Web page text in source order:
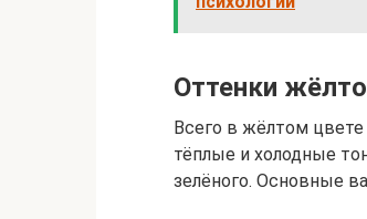
Оттенки
Всего в жёлтом цвете
тёплые и холодные
зелёного. Основные